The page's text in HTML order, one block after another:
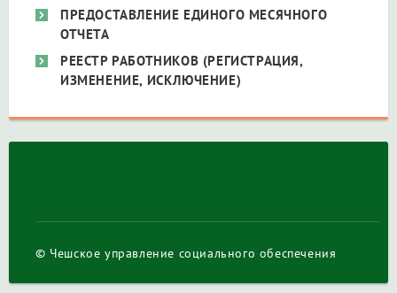
ПРЕДОСТАВЛЕНИЕ ЕДИНОГО МЕСЯЧНОГО
ОТЧЕТА
РЕЕСТР РАБОТНИКОВ (РЕГИСТРАЦИЯ,
ИЗМЕНЕНИЕ, ИСКЛЮЧЕНИЕ)
© Чешское управление социального обеспечения